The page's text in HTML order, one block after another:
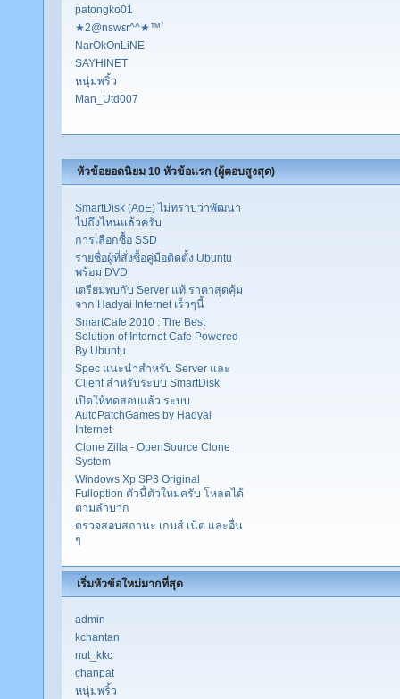
patongko01
★2@nswεr^^★™`
NarOkOnLiNE
SAYHINET
หนุ่มพริ้ว
Man_Utd007
หัวข้อยอดนิยม 10 หัวข้อแรก (ผู้ตอบสูงสุด)
SmartDisk (AoE) ไม่ทราบว่าพัฒนา
ไปถึงไหนแล้วครับ
การเลือกซื้อ SSD
รายชื่อผู้ที่สั่งซื้อคู่มือติดตั้ง Ubuntu
พร้อม DVD
เตรียมพบกับ Server แท้ ราคาสุดคุ้ม
จาก Hadyai Internet เร็วๆนี้
SmartCafe 2010 : The Best
Solution of Internet Cafe Powered
By Ubuntu
Spec แนะนำสำหรับ Server และ
Client สำหรับระบบ SmartDisk
เปิดให้ทดสอบแล้ว ระบบ
AutoPatchGames by Hadyai
Internet
Clone Zilla - OpenSource Clone
System
Windows Xp SP3 Original
Fulloption ตัวนี้ตัวใหม่ครับ โหลดได้
ตามลำบาก
ตรวจสอบสถานะ เกมส์ เน็ต และอื่น
ๆ
เริ่มหัวข้อใหม่มากที่สุด
admin
kchantan
nut_kkc
chanpat
หนุ่มพริ้ว